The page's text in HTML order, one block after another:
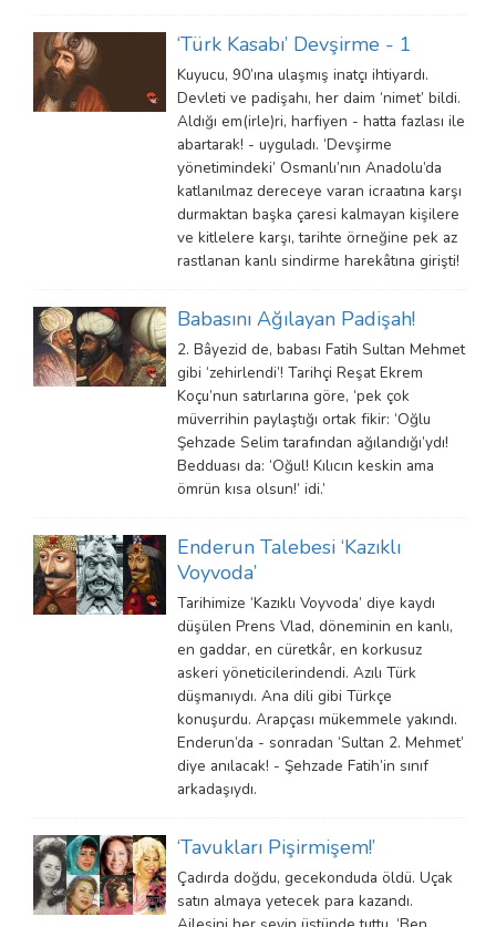
‘Türk Kasabı’ Devşirme - 1
Kuyucu, 90’ına ulaşmış inatçı ihtiyardı.
Devleti ve padişahı, her daim ‘nimet’ bildi.
Aldığı em(irle)ri, harfiyen - hatta fazlası ile
abartarak! - uyguladı. ‘Devşirme
yönetimindeki’ Osmanlı’nın Anadolu’da
katlanılmaz dereceye varan icraatına karşı
durmaktan başka çaresi kalmayan kişilere
ve kitlelere karşı, tarihte örneğine pek az
rastlanan kanlı sindirme harekâtına girişti!
Babasını Ağılayan Padişah!
2. Bâyezid de, babası Fatih Sultan Mehmet
gibi ‘zehirlendi’! Tarihçi Reşat Ekrem
Koçu’nun satırlarına göre, ‘pek çok
müverrihin paylaştığı ortak fikir: ‘Oğlu
Şehzade Selim tarafından ağılandığı’ydı!
Bedduası da: ‘Oğul! Kılıcın keskin ama
ömrün kısa olsun!’ idi.’
Enderun Talebesi ‘Kazıklı
Voyvoda’
Tarihimize ‘Kazıklı Voyvoda’ diye kaydı
düşülen Prens Vlad, döneminin en kanlı,
en gaddar, en cüretkâr, en korkusuz
askeri yöneticilerindendi. Azılı Türk
düşmanıydı. Ana dili gibi Türkçe
konuşurdu. Arapçası mükemmele yakındı.
Enderun’da - sonradan ‘Sultan 2. Mehmet’
diye anılacak! - Şehzade Fatih’in sınıf
arkadaşıydı.
‘Tavukları Pişirmişem!’
Çadırda doğdu, gecekonduda öldü. Uçak
satın almaya yetecek para kazandı.